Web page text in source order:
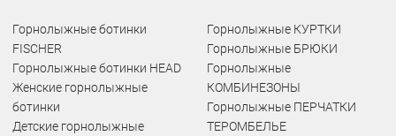
Горнолыжные ботинки
FISCHER
Горнолыжные ботинки HEAD
Женские горнолыжные
ботинки
Детские горнолыжные
Горнолыжные КУРТКИ
Горнолыжные БРЮКИ
Горнолыжные
КОМБИНЕЗОНЫ
Горнолыжные ПЕРЧАТКИ
ТЕРОМБЕЛЬЕ